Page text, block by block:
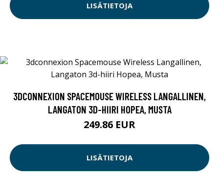
LISÄTIETOJA
3DCONNEXION SPACEMOUSE WIRELESS LANGALLINEN,
LANGATON 3D-HIIRI HOPEA, MUSTA
249.86 EUR
LISÄTIETOJA